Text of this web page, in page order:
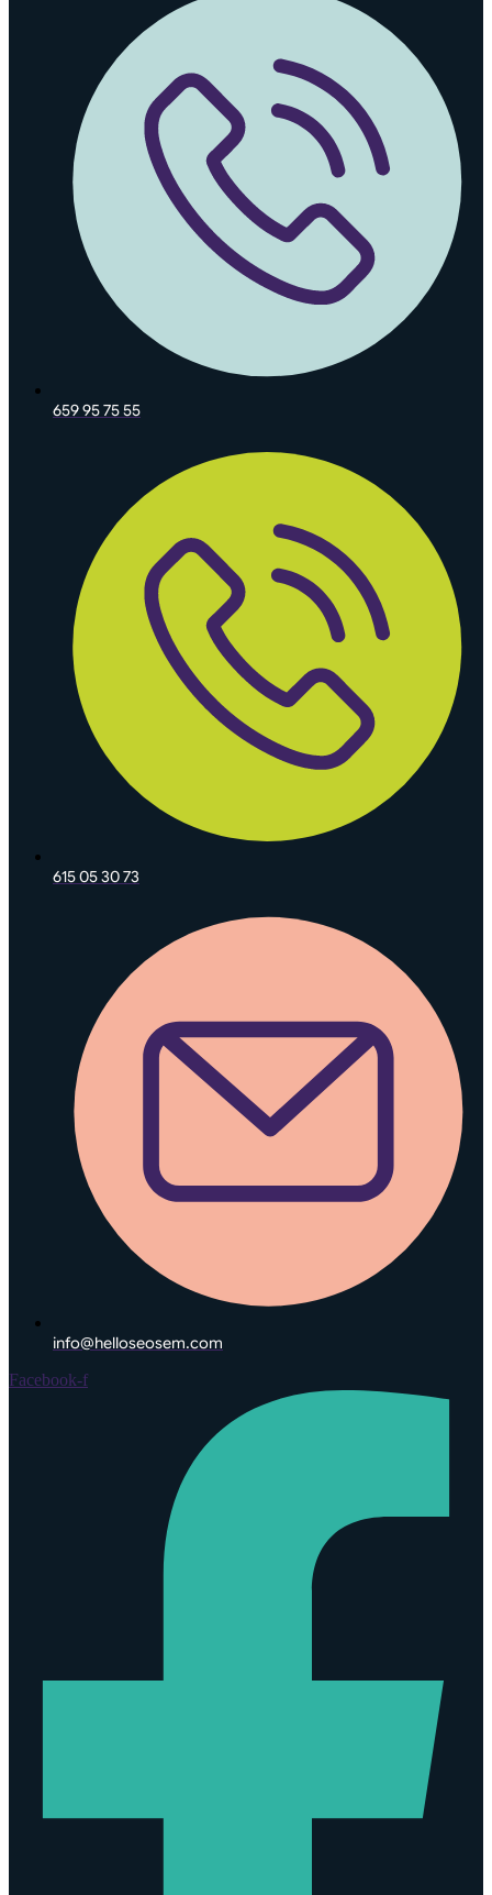
659 95 75 55
615 05 30 73
info@helloseosem.com
Facebook-f